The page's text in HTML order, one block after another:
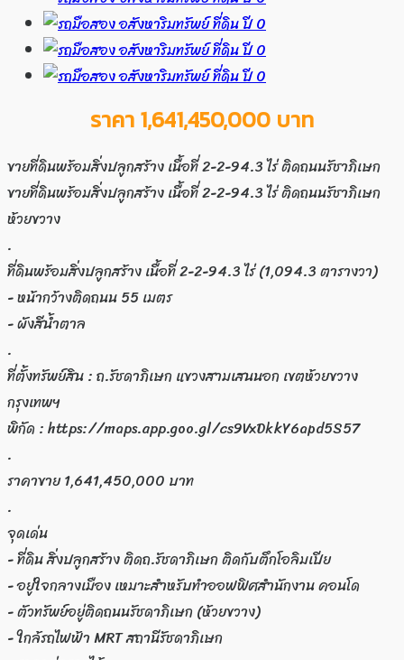
ราคา 1,641,450,000 บาท
ขายที่ดินพร้อมสิ่งปลูกสร้าง เนื้อที่ 2-2-94.3 ไร่ ติดถนนรัชาภิเษก
ขายที่ดินพร้อมสิ่งปลูกสร้าง เนื้อที่ 2-2-94.3 ไร่ ติดถนนรัชาภิเษก
ห้วยขวาง
.
ที่ดินพร้อมสิ่งปลูกสร้าง เนื้อที่ 2-2-94.3 ไร่ (1,094.3 ตารางวา)
- หน้ากว้างติดถนน 55 เมตร
- ผังสีน้ำตาล
.
ที่ตั้งทรัพย์สิน : ถ.รัชดาภิเษก แขวงสามเสนนอก เขตห้วยขวาง
กรุงเทพฯ
พิกัด : https://maps.app.goo.gl/cs9VxDkkY6apd5S57
.
ราคาขาย 1,641,450,000 บาท
.
จุดเด่น
- ที่ดิน สิ่งปลูกสร้าง ติดถ.รัชดาภิเษก ติดกับตึกโอลิมเปีย
- อยู่ใจกลางเมือง เหมาะสำหรับทำออฟฟิศสำนักงาน คอนโด
- ตัวทรัพย์อยู่ติดถนนรัชดาภิเษก (ห้วยขวาง)
- ใกล้รถไฟฟ้า MRT สถานีรัชดาภิเษก